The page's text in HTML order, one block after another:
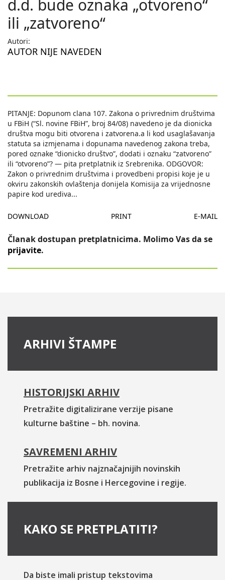
d.d. bude oznaka „otvoreno“
ili „zatvoreno“
Autori:
AUTOR NIJE NAVEDEN
PITANJE: Dopunom clana 107. Zakona o privrednim društvima
u FBiH (“Sl. novine FBiH”, broj 84/08) navedeno je da dionicka
društva mogu biti otvorena i zatvorena.a li kod usaglašavanja
statuta sa izmjenama i dopunama navedenog zakona treba,
pored oznake “dionicko društvo”, dodati i oznaku “zatvoreno”
ili “otvoreno”? — pita pretplatnik iz Srebrenika. ODGOVOR:
Zakon o privrednim društvima i provedbeni propisi koje je u
okviru zakonskih ovlaštenja donijela Komisija za vrijednosne
papire kod urediva...
DOWNLOAD PRINT E-MAIL
Članak dostupan pretplatnicima. Molimo Vas da se
prijavite.
ARHIVI ŠTAMPE
HISTORIJSKI ARHIV
Pretražite digitalizirane verzije pisane
kulturne baštine – bh. novina.
SAVREMENI ARHIV
Pretražite arhiv najznačajnijih novinskih
publikacija iz Bosne i Hercegovine i regije.
KAKO SE PRETPLATITI?
Da biste imali pristup tekstovima